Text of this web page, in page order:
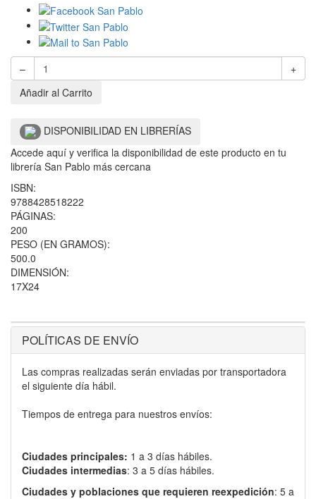
–
+
Añadir al Carrito
DISPONIBILIDAD EN LIBRERÍAS
Accede aquí y verifica la disponibilidad de este producto en tu
librería San Pablo más cercana
ISBN:
9788428518222
PÁGINAS:
200
PESO (EN GRAMOS):
500.0
DIMENSIÓN:
17X24
POLÍTICAS DE ENVÍO
Las compras realizadas serán enviadas por transportadora
el siguiente día hábil.
Tiempos de entrega para nuestros envíos:
Ciudades principales: 1 a 3 días hábiles.
Ciudades intermedias: 3 a 5 días hábiles.
Ciudades y poblaciones que requieren reexpedición: 5 a